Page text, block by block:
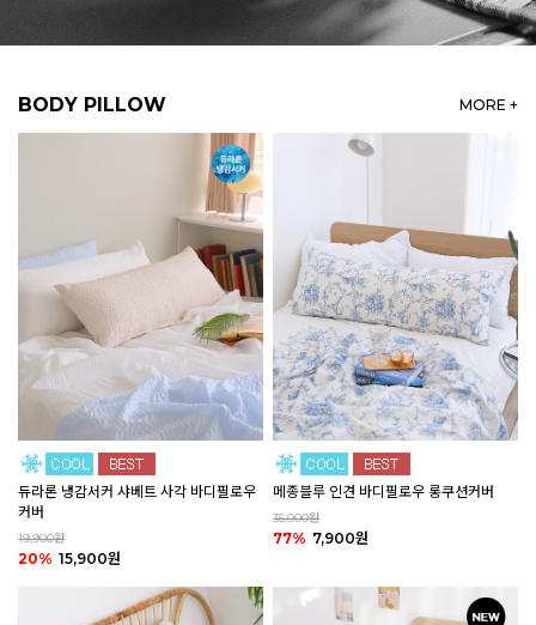
BODY PILLOW MORE +
듀라론 냉감서커 샤베트 사각 바디필로우
커버
19,900원
20% 15,900원
메종블루 인견 바디필로우 롱쿠션커버
35,000원
77% 7,900원